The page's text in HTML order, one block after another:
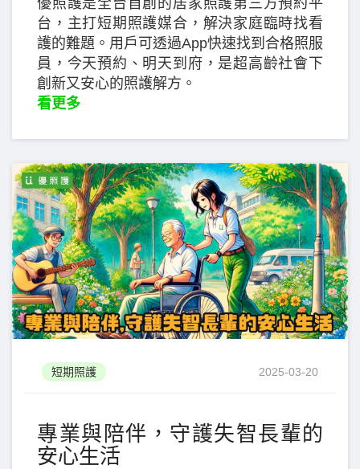
台，主打短期照護媒合，解決家庭臨時找看
護的難題。用戶可透過App快速找到合格照服
員，今天預約、明天到府，是超高齡社會下
創新又安心的照護解方。
看更多
短期照護 2025-03-20
專業與陪伴，守護失智長輩的
安心生活